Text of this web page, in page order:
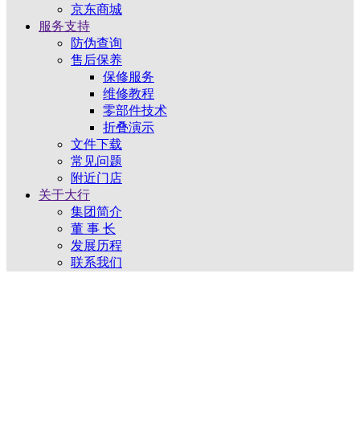
京东商城
服务支持
防伪查询
售后保养
保修服务
维修教程
零部件技术
折叠演示
文件下载
常见问题
附近门店
关于大行
集团简介
董 事 长
发展历程
联系我们